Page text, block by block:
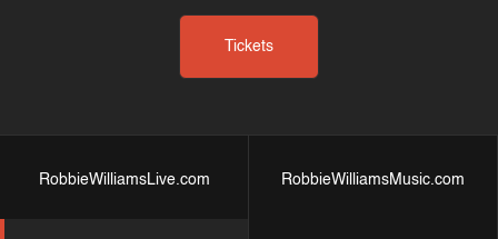
Tickets
RobbieWilliamsLive.com RobbieWilliamsMusic.com